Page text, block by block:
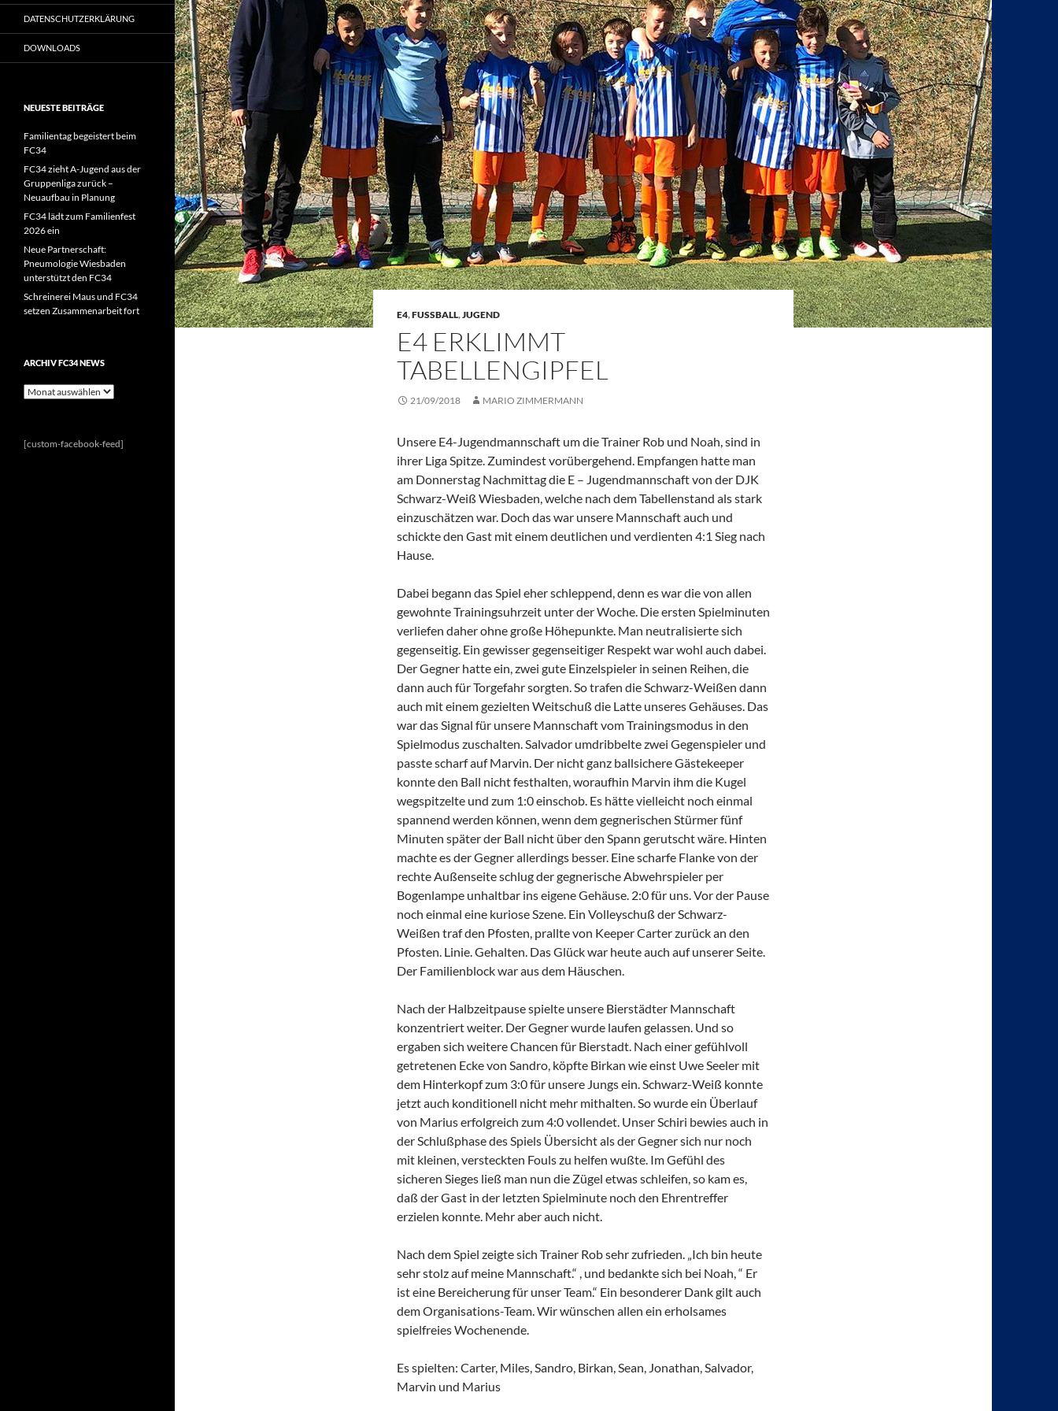
E4,FUSSBALL,JUGEND
E4 ERKLIMMT
TABELLENGIPFEL
21/09/2018 MARIO ZIMMERMANN
Unsere E4-Jugendmannschaft um die Trainer Rob und Noah, sind in
ihrer Liga Spitze. Zumindest vorübergehend. Empfangen hatte man
am Donnerstag Nachmittag die E – Jugendmannschaft von der DJK
Schwarz-Weiß Wiesbaden, welche nach dem Tabellenstand als stark
einzuschätzen war. Doch das war unsere Mannschaft auch und
schickte den Gast mit einem deutlichen und verdienten 4:1 Sieg nach
Hause.
Dabei begann das Spiel eher schleppend, denn es war die von allen
gewohnte Trainingsuhrzeit unter der Woche. Die ersten Spielminuten
verliefen daher ohne große Höhepunkte. Man neutralisierte sich
gegenseitig. Ein gewisser gegenseitiger Respekt war wohl auch dabei.
Der Gegner hatte ein, zwei gute Einzelspieler in seinen Reihen, die
dann auch für Torgefahr sorgten. So trafen die Schwarz-Weißen dann
auch mit einem gezielten Weitschuß die Latte unseres Gehäuses. Das
war das Signal für unsere Mannschaft vom Trainingsmodus in den
Spielmodus zuschalten. Salvador umdribbelte zwei Gegenspieler und
passte scharf auf Marvin. Der nicht ganz ballsichere Gästekeeper
konnte den Ball nicht festhalten, woraufhin Marvin ihm die Kugel
wegspitzelte und zum 1:0 einschob. Es hätte vielleicht noch einmal
spannend werden können, wenn dem gegnerischen Stürmer fünf
Minuten später der Ball nicht über den Spann gerutscht wäre. Hinten
machte es der Gegner allerdings besser. Eine scharfe Flanke von der
rechte Außenseite schlug der gegnerische Abwehrspieler per
Bogenlampe unhaltbar ins eigene Gehäuse. 2:0 für uns. Vor der Pause
noch einmal eine kuriose Szene. Ein Volleyschuß der Schwarz-
Weißen traf den Pfosten, prallte von Keeper Carter zurück an den
Pfosten. Linie. Gehalten. Das Glück war heute auch auf unserer Seite.
Der Familienblock war aus dem Häuschen.
Nach der Halbzeitpause spielte unsere Bierstädter Mannschaft
konzentriert weiter. Der Gegner wurde laufen gelassen. Und so
ergaben sich weitere Chancen für Bierstadt. Nach einer gefühlvoll
getretenen Ecke von Sandro, köpfte Birkan wie einst Uwe Seeler mit
dem Hinterkopf zum 3:0 für unsere Jungs ein. Schwarz-Weiß konnte
jetzt auch konditionell nicht mehr mithalten. So wurde ein Überlauf
von Marius erfolgreich zum 4:0 vollendet. Unser Schiri bewies auch in
der Schlußphase des Spiels Übersicht als der Gegner sich nur noch
mit kleinen, versteckten Fouls zu helfen wußte. Im Gefühl des
sicheren Sieges ließ man nun die Zügel etwas schleifen, so kam es,
daß der Gast in der letzten Spielminute noch den Ehrentreffer
erzielen konnte. Mehr aber auch nicht.
Nach dem Spiel zeigte sich Trainer Rob sehr zufrieden. „Ich bin heute
sehr stolz auf meine Mannschaft.“ , und bedankte sich bei Noah, “ Er
ist eine Bereicherung für unser Team.“ Ein besonderer Dank gilt auch
dem Organisations-Team. Wir wünschen allen ein erholsames
spielfreies Wochenende.
Es spielten: Carter, Miles, Sandro, Birkan, Sean, Jonathan, Salvador,
Marvin und Marius
DATENSCHUTZERKLÄRUNG
DOWNLOADS
NEUESTE BEITRÄGE
Familientag begeistert beim
FC34
FC34 zieht A-Jugend aus der
Gruppenliga zurück –
Neuaufbau in Planung
FC34 lädt zum Familienfest
2026 ein
Neue Partnerschaft:
Pneumologie Wiesbaden
unterstützt den FC34
Schreinerei Maus und FC34
setzen Zusammenarbeit fort
ARCHIV FC34 NEWS
Archiv
[custom-facebook-feed]